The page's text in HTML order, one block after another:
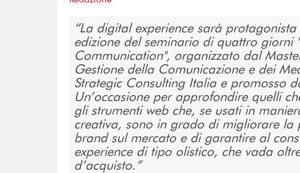
La digital experience sarà protagonista
edizione del seminario di quattro giorni
Communication", organizzato dal
Gestione della Comunicazione e dei
Strategic Consulting Italia e promosso
Un’occasione per approfondire quelli
gli strumenti web che, se usati in
creativa, sono in grado di migliorare la
brand sul mercato e di garantire al
experience di tipo olistico, che vada
d’acquisto.